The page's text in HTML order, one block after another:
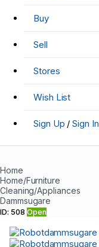
Buy
Sell
Stores
Wish List
Sign Up /Sign In
Home
Home/Furniture
Cleaning/Appliances
Dammsugare
ID: 508 Open